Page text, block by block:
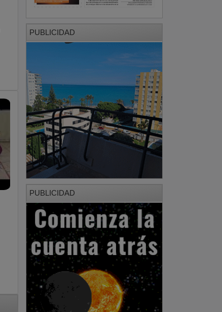
PUBLICIDAD
PUBLICIDAD